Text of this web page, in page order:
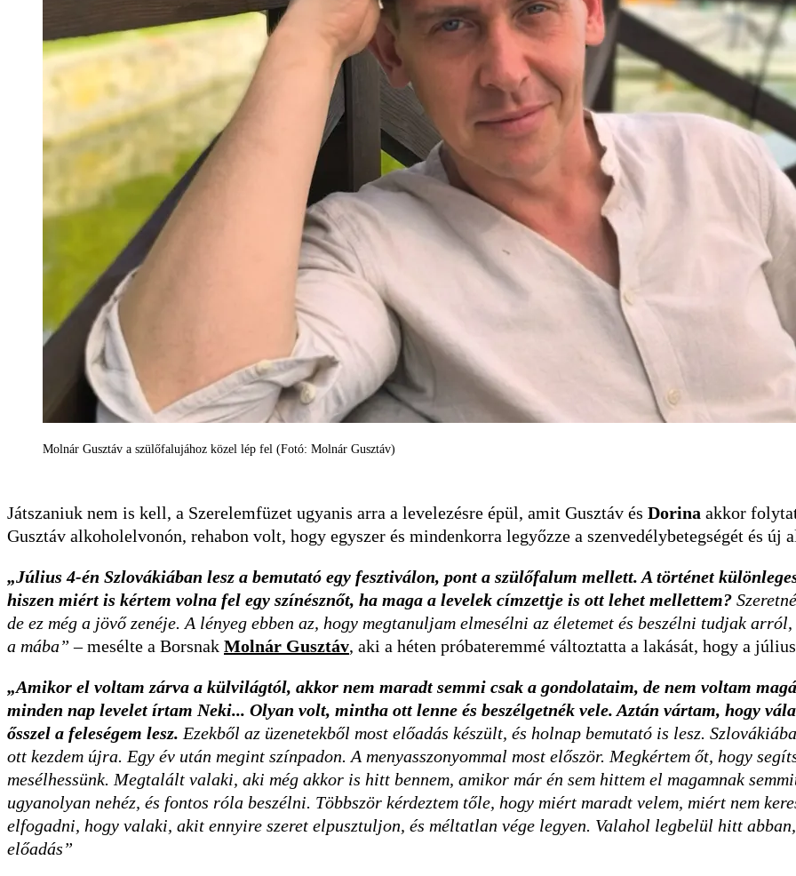
Molnár Gusztáv a szülőfalujához közel lép fel (Fotó: Molnár Gusztáv)
Játszaniuk nem is kell, a Szerelemfüzet ugyanis arra a levelezésre épül, amit Gusztáv és Dorina akkor
Gusztáv alkoholelvonón, rehabon volt, hogy egyszer és mindenkorra legyőzze a szenvedélybetegségét és új
„Július 4-én Szlovákiában lesz a bemutató egy fesztiválon, pont a szülőfalum mellett. A történet
hiszen miért is kértem volna fel egy színésznőt, ha maga a levelek címzettje is ott lehet mellettem?
de ez még a jövő zenéje. A lényeg ebben az, hogy megtanuljam elmesélni az életemet és beszélni tudjak
a mába” – mesélte a Borsnak Molnár Gusztáv, aki a héten próbateremmé változtatta a lakását, hogy a
„Amikor el voltam zárva a külvilágtól, akkor nem maradt semmi csak a gondolataim, de nem voltam
minden nap levelet írtam Neki... Olyan volt, mintha ott lenne és beszélgetnék vele. Aztán vártam, hogy
ősszel a feleségem lesz. Ezekből az üzenetekből most előadás készült, és holnap bemutató is lesz.
ott kezdem újra. Egy év után megint színpadon. A menyasszonyommal most először. Megkértem őt, hogy
mesélhessünk. Megtalált valaki, aki még akkor is hitt bennem, amikor már én sem hittem el magamnak
ugyanolyan nehéz, és fontos róla beszélni. Többször kérdeztem tőle, hogy miért maradt velem, miért nem
elfogadni, hogy valaki, akit ennyire szeret elpusztuljon, és méltatlan vége legyen. Valahol legbelül hitt
előadás”